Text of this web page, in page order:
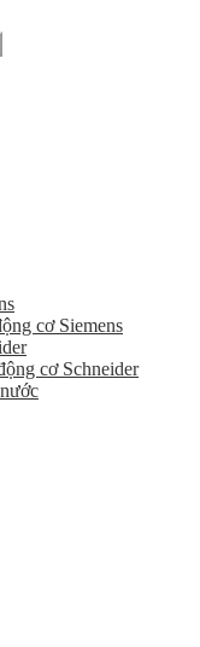
cơ Siemens
cơ Schneider